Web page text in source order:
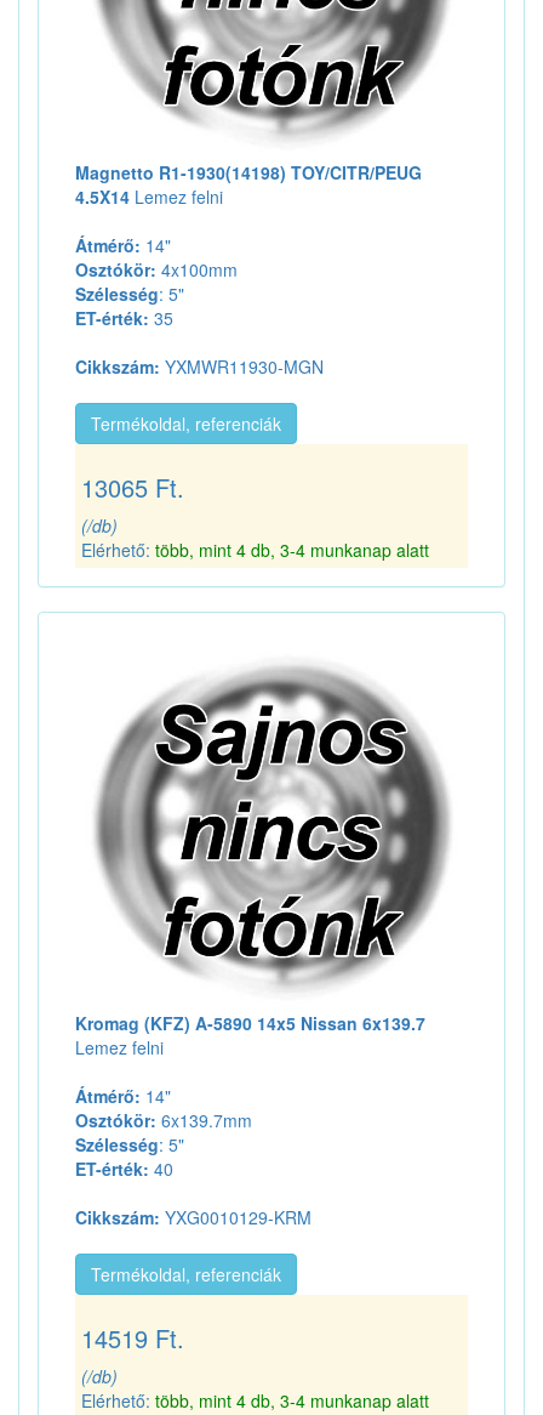
Magnetto R1-1930(14198) TOY/CITR/PEUG
4.5X14 Lemez felni
Átmérő: 14"
Osztókör: 4x100mm
Szélesség: 5"
ET-érték: 35
Cikkszám: YXMWR11930-MGN
Termékoldal, referenciák
13065 Ft.
(/db)
Elérhető: több, mint 4 db, 3-4 munkanap alatt
Kromag (KFZ) A-5890 14x5 Nissan 6x139.7
Lemez felni
Átmérő: 14"
Osztókör: 6x139.7mm
Szélesség: 5"
ET-érték: 40
Cikkszám: YXG0010129-KRM
Termékoldal, referenciák
14519 Ft.
(/db)
Elérhető: több, mint 4 db, 3-4 munkanap alatt